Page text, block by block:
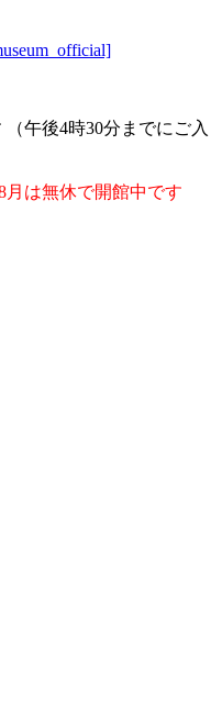
午後4時30分までにご入
は無休で開館中です